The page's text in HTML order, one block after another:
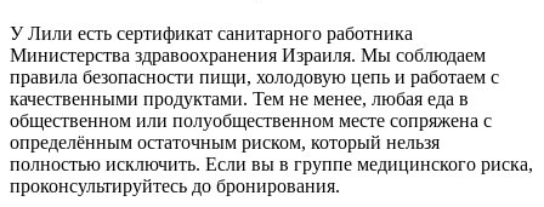
У Лили есть сертификат санитарного работника
Министерства здравоохранения Израиля. Мы соблюдаем
правила безопасности пищи, холодовую цепь и работаем с
качественными продуктами. Тем не менее, любая еда в
общественном или полуобщественном месте сопряжена с
определённым остаточным риском, который нельзя
полностью исключить. Если вы в группе медицинского риска,
проконсультируйтесь до бронирования.